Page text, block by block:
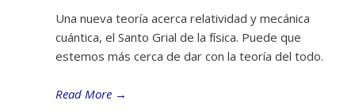
Una nueva teoría acerca relatividad y mecánica
cuántica, el Santo Grial de la física. Puede que
estemos más cerca de dar con la teoría del todo.
Read More →